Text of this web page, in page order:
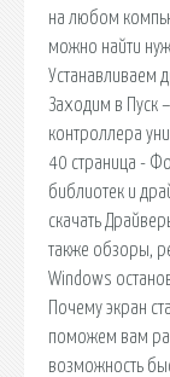
на любом
можно найти
Устанавливаем
Заходим в Пуск
контроллера
40 страница -
библиотек и
скачать
также обзоры,
Windows
Почему экран
поможем вам
возможность